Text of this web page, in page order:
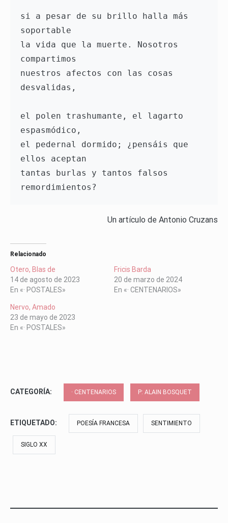
si a pesar de su brillo halla más
soportable
la vida que la muerte. Nosotros
compartimos
nuestros afectos con las cosas
desvalidas,
el polen trashumante, el lagarto
espasmódico,
el pedernal dormido; ¿pensáis que
ellos aceptan
tantas burlas y tantos falsos
Un artículo de Antonio Cruzans
Relacionado
Otero, Blas de
14 de agosto de 2023
En «· POSTALES»
Fricis Barda
20 de marzo de 2024
En «· CENTENARIOS»
Nervo, Amado
23 de mayo de 2023
En «· POSTALES»
CATEGORÍA: · CENTENARIOS P: ALAIN BOSQUET
ETIQUETADO: POESÍA FRANCESA SENTIMIENTO
SIGLO XX